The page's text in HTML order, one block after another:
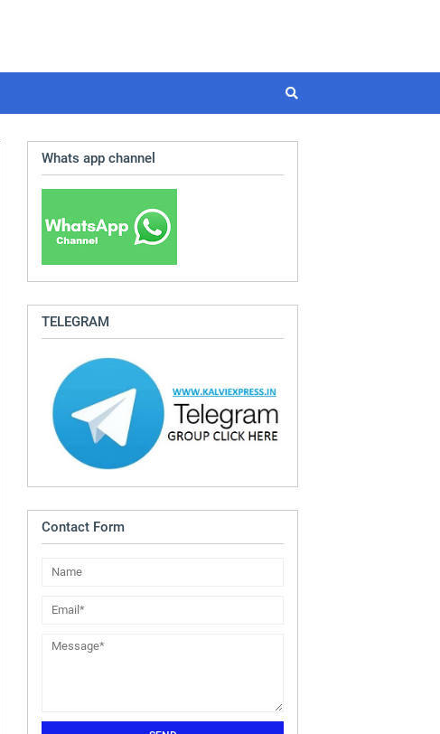
Whats app channel
TELEGRAM
Contact Form